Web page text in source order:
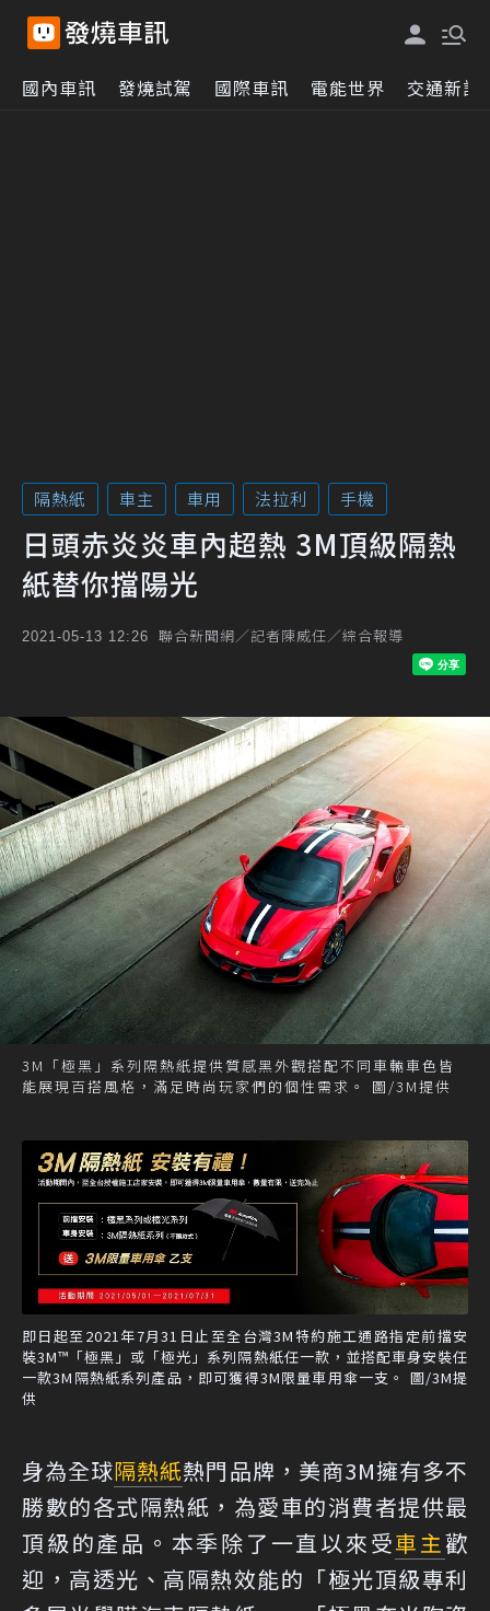
國內車訊 發燒試駕 國際車訊 電能世界 交通新訊
隔熱紙 車主 車用 法拉利 手機
日頭赤炎炎車內超熱 3M頂級隔熱
紙替你擋陽光
2021-05-13 12:26 聯合新聞網／記者陳威任／綜合報導
3M「極黑」系列隔熱紙提供質感黑外觀搭配不同車輛車色皆
能展現百搭風格，滿足時尚玩家們的個性需求。 圖/3M提供
即日起至2021年7月31日止至全台灣3M特約施工通路指定前擋安
裝3M™「極黑」或「極光」系列隔熱紙任一款，並搭配車身安裝任
一款3M隔熱紙系列產品，即可獲得3M限量車用傘一支。 圖/3M提
供
身為全球隔熱紙熱門品牌，美商3M擁有多不
勝數的各式隔熱紙，為愛車的消費者提供最
頂級的產品。本季除了一直以來受車主歡
迎，高透光、高隔熱效能的「極光頂級專利